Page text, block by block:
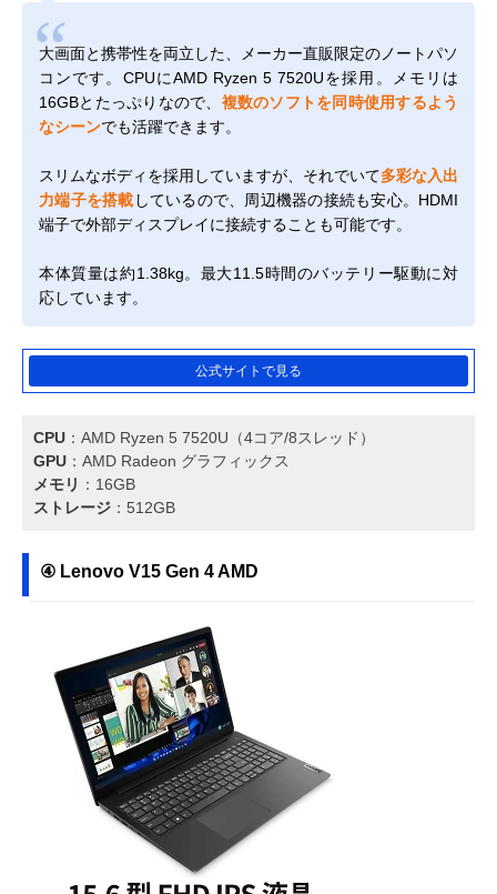
大画面と携帯性を両立した、メーカー直販限定のノートパソ
コンです。CPUにAMD Ryzen 5 7520Uを採用。メモリは
16GBとたっぷりなので、 複数のソフトを同時使用するよう
なシーンでも活躍できます。
スリムなボディを採用していますが、それでいて多彩な入出
力端子を搭載 しているので、周辺機器の接続も安心。HDMI
端子で外部ディスプレイに接続することも可能です。
本体質量は約1.38kg。最大11.5時間のバッテリー駆動に対
応しています。
公式サイトで見る
CPU ：AMD Ryzen 5 7520U（4コア/8スレッド）
GPU ：AMD Radeon グラフィックス
メモリ ：16GB
ストレージ ：512GB
④ Lenovo V15 Gen 4 AMD